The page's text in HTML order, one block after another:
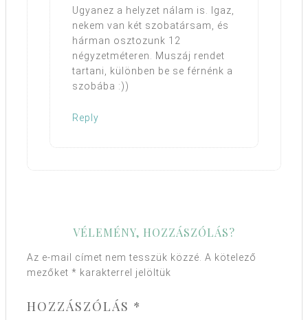
Ugyanez a helyzet nálam is. Igaz,
nekem van két szobatársam, és
hárman osztozunk 12
négyzetméteren. Muszáj rendet
tartani, különben be se férnénk a
szobába :))
Reply
VÉLEMÉNY, HOZZÁSZÓLÁS?
Az e-mail címet nem tesszük közzé. A kötelező
mezőket * karakterrel jelöltük
HOZZÁSZÓLÁS *